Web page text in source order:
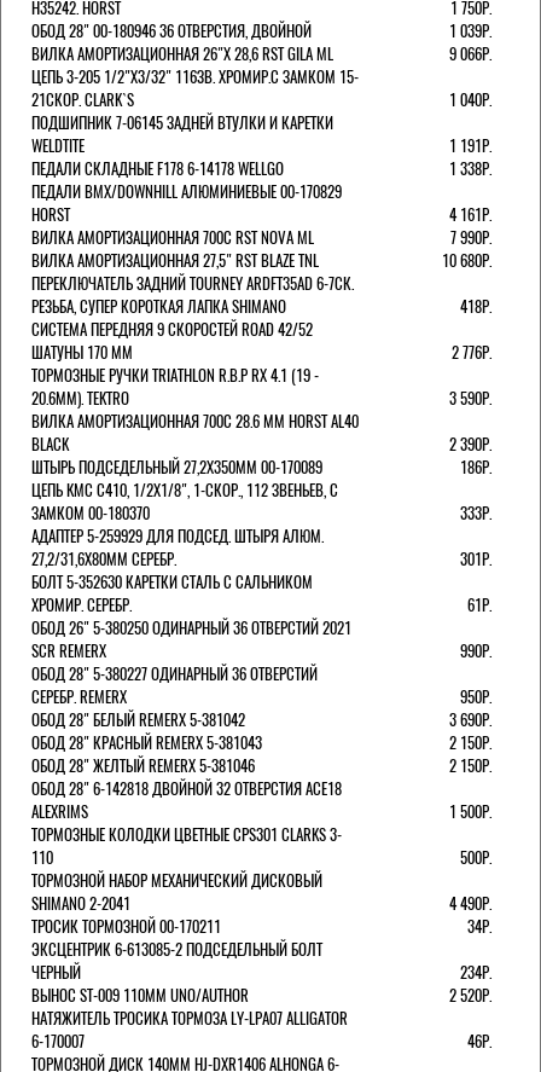
H35242. HORST
1 750Р.
ОБОД 28" 00-180946 36 ОТВЕРСТИЯ, ДВОЙНОЙ
1 039Р.
ВИЛКА АМОРТИЗАЦИОННАЯ 26"Х 28,6 RST GILA ML
9 066Р.
ЦЕПЬ 3-205 1/2"X3/32" 116ЗВ. ХРОМИР.С ЗАМКОМ 15-
21СКОР. CLARK`S
1 040Р.
ПОДШИПНИК 7-06145 ЗАДНЕЙ ВТУЛКИ И КАРЕТКИ
WELDTITE
1 191Р.
ПЕДАЛИ СКЛАДНЫЕ F178 6-14178 WELLGO
1 338Р.
ПЕДАЛИ BMX/DOWNHILL АЛЮМИНИЕВЫЕ 00-170829
HORST
4 161Р.
ВИЛКА АМОРТИЗАЦИОННАЯ 700С RST NOVA ML
7 990Р.
ВИЛКА АМОРТИЗАЦИОННАЯ 27,5" RST BLAZE TNL
10 680Р.
ПЕРЕКЛЮЧАТЕЛЬ ЗАДНИЙ TOURNEY ARDFT35AD 6-7СК.
РЕЗЬБА, СУПЕР КОРОТКАЯ ЛАПКА SHIMANO
418Р.
СИСТЕМА ПЕРЕДНЯЯ 9 СКОРОСТЕЙ ROAD 42/52
ШАТУНЫ 170 ММ
2 776Р.
ТОРМОЗНЫЕ РУЧКИ TRIATHLON R.B.P RX 4.1 (19 -
20.6ММ). TEKTRO
3 590Р.
ВИЛКА АМОРТИЗАЦИОННАЯ 700C 28.6 ММ HORST AL40
BLACK
2 390Р.
ШТЫРЬ ПОДСЕДЕЛЬНЫЙ 27,2Х350ММ 00-170089
186Р.
ЦЕПЬ KMC C410, 1/2Х1/8", 1-СКОР., 112 ЗВЕНЬЕВ, С
ЗАМКОМ 00-180370
333Р.
АДАПТЕР 5-259929 ДЛЯ ПОДСЕД. ШТЫРЯ АЛЮМ.
27,2/31,6Х80ММ СЕРЕБР.
301Р.
БОЛТ 5-352630 КАРЕТКИ СТАЛЬ С САЛЬНИКОМ
ХРОМИР. СЕРЕБР.
61Р.
ОБОД 26" 5-380250 ОДИНАРНЫЙ 36 ОТВЕРСТИЙ 2021
SCR REMERX
990Р.
ОБОД 28" 5-380227 ОДИНАРНЫЙ 36 ОТВЕРСТИЙ
СЕРЕБР. REMERX
950Р.
ОБОД 28" БЕЛЫЙ REMERX 5-381042
3 690Р.
ОБОД 28" КРАСНЫЙ REMERX 5-381043
2 150Р.
ОБОД 28" ЖЕЛТЫЙ REMERX 5-381046
2 150Р.
ОБОД 28" 6-142818 ДВОЙНОЙ 32 ОТВЕРСТИЯ ACE18
ALEXRIMS
1 500Р.
ТОРМОЗНЫЕ КОЛОДКИ ЦВЕТНЫЕ CPS301 CLARKS 3-
110
500Р.
ТОРМОЗНОЙ НАБОР МЕХАНИЧЕСКИЙ ДИСКОВЫЙ
SHIMANO 2-2041
4 490Р.
ТРОСИК ТОРМОЗНОЙ 00-170211
34Р.
ЭКСЦЕНТРИК 6-613085-2 ПОДСЕДЕЛЬНЫЙ БОЛТ
ЧЕРНЫЙ
234Р.
ВЫНОС ST-009 110ММ UNO/AUTHOR
2 520Р.
НАТЯЖИТЕЛЬ ТРОСИКА ТОРМОЗА LY-LPA07 ALLIGATOR
6-170007
46Р.
ТОРМОЗНОЙ ДИСК 140ММ HJ-DXR1406 ALHONGA 6-